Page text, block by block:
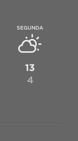
SEGUNDA
13
4